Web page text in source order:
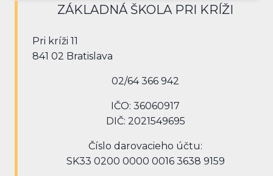
ZÁKLADNÁ ŠKOLA PRI KRÍŽI
Pri kríži 11
841 02 Bratislava
02/64 366 942
IČO: 36060917
DIČ: 2021549695
Číslo darovacieho účtu:
SK33 0200 0000 0016 3638 9159